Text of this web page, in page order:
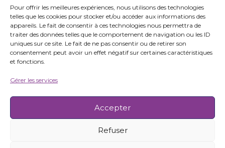
Pour offrir les meilleures expériences, nous utilisons des technologies
telles que les cookies pour stocker et/ou accéder aux informations des
appareils. Le fait de consentir à ces technologies nous permettra de
traiter des données telles que le comportement de navigation ou les ID
uniques sur ce site. Le fait de ne pas consentir ou de retirer son
consentement peut avoir un effet négatif sur certaines caractéristiques
et fonctions.
Gérer les services
Accepter
Refuser
Collège Collège solutions
Site Internet https://www.veyan.fr/
Solution(s) Audit,Conseil,Formation
Recrutement